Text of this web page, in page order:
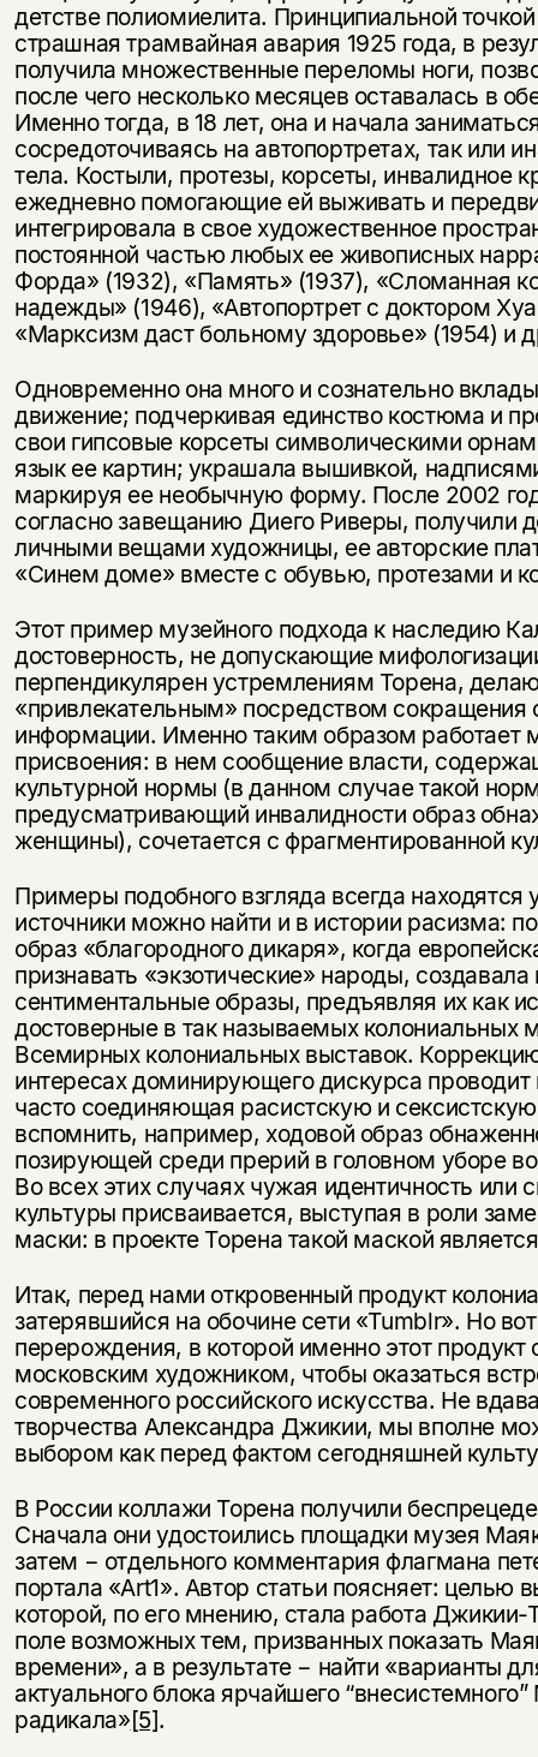
детстве полиомиелита. Принципиальной
страшная трамвайная авария 1925 года, в
получила множественные переломы ноги,
после чего несколько месяцев оставалась в
Именно тогда, в 18 лет, она и начала
сосредоточиваясь на автопортретах, так или
тела. Костыли, протезы, корсеты, инвалидное
ежедневно помогающие ей выживать и
интегрировала в свое художественное
постоянной частью любых ее живописных
Форда» (1932), «Память» (1937), «Сломанная
надежды» (1946), «Автопортрет с доктором
«Марксизм даст больному здоровье» (1954) и
Одновременно она много и сознательно
движение; подчеркивая единство костюма и
свои гипсовые корсеты символическими
язык ее картин; украшала вышивкой,
маркируя ее необычную форму. После 2002
согласно завещанию Диего Риверы, получили
личными вещами художницы, ее авторские
«Синем доме» вместе с обувью, протезами и
Этот пример музейного подхода к наследию
достоверность, не допускающие
перпендикулярен устремлениям Торена,
«привлекательным» посредством сокращения
информации. Именно таким образом работает
присвоения: в нем сообщение власти,
культурной нормы (в данном случае такой
предусматривающий инвалидности образ
женщины), сочетается с фрагментированной
Примеры подобного взгляда всегда находятся
источники можно найти и в истории расизма:
образ «благородного дикаря», когда
признавать «экзотические» народы,
сентиментальные образы, предъявляя их как
достоверные в так называемых колониальных
Всемирных колониальных выставок.
интересах доминирующего дискурса
часто соединяющая расистскую и
вспомнить, например, ходовой образ
позирующей среди прерий в головном уборе
Во всех этих случаях чужая идентичность или
культуры присваивается, выступая в роли
маски: в проекте Торена такой маской
Итак, перед нами откровенный продукт
затерявшийся на обочине сети «Tumblr». Но
перерождения, в которой именно этот продукт
московским художником, чтобы оказаться
современного российского искусства. Не
творчества Александра Джикии, мы вполне
выбором как перед фактом сегодняшней
В России коллажи Торена получили
Сначала они удостоились площадки музея
затем − отдельного комментария флагмана
портала «Art1». Автор статьи поясняет: целью
которой, по его мнению, стала работа Джикии-
поле возможных тем, призванных показать
времени», а в результате − найти «варианты
актуального блока ярчайшего
радикала»[5].